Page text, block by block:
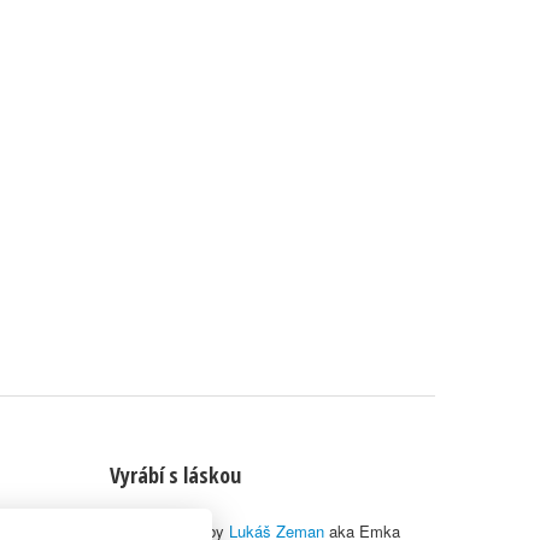
Vyrábí s láskou
© 2010–2026 by Lukáš Zeman aka Emka